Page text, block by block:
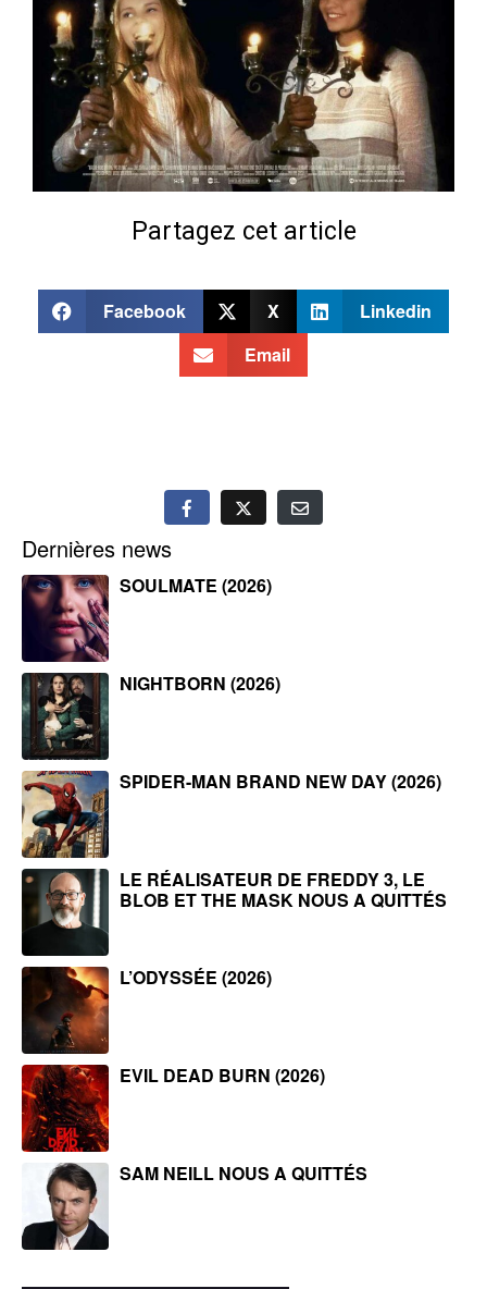
Partagez cet article
Facebook X
Linkedin
Email
Dernières news
SOULMATE (2026)
NIGHTBORN (2026)
SPIDER-MAN BRAND NEW DAY (2026)
LE RÉALISATEUR DE FREDDY 3, LE
BLOB ET THE MASK NOUS A QUITTÉS
L’ODYSSÉE (2026)
EVIL DEAD BURN (2026)
SAM NEILL NOUS A QUITTÉS